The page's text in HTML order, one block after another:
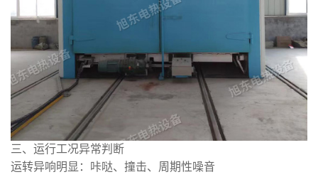
三、运行工况异常判断
运转异响明显：咔哒、撞击、周期性噪音